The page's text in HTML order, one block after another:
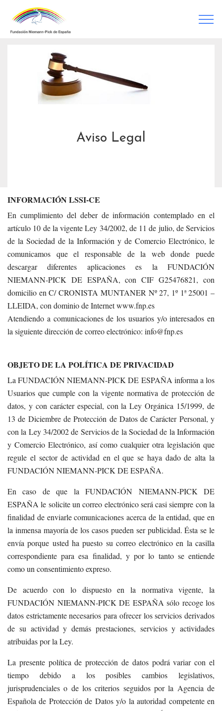
Aviso Legal
INFORMACIÓN LSSI-CE
En cumplimiento del deber de información contemplado en el
artículo 10 de la vigente Ley 34/2002, de 11 de julio, de Servicios
de la Sociedad de la Información y de Comercio Electrónico, le
comunicamos que el responsable de la web donde puede
descargar diferentes aplicaciones es la FUNDACIÓN
NIEMANN-PICK DE ESPAÑA, con CIF G25476821, con
domicilio en C/ CRONISTA MUNTANER Nº 27, 1º 1ª 25001 –
LLEIDA, con dominio de Internet www.fnp.es
Atendiendo a comunicaciones de los usuarios y/o interesados en
la siguiente dirección de correo electrónico: info@fnp.es
OBJETO DE LA POLÍTICA DE PRIVACIDAD
La FUNDACIÓN NIEMANN-PICK DE ESPAÑA informa a los
Usuarios que cumple con la vigente normativa de protección de
datos, y con carácter especial, con la Ley Orgánica 15/1999, de
13 de Diciembre de Protección de Datos de Carácter Personal, y
con la Ley 34/2002 de Servicios de la Sociedad de la Información
y Comercio Electrónico, así como cualquier otra legislación que
regule el sector de actividad en el que se haya dado de alta la
FUNDACIÓN NIEMANN-PICK DE ESPAÑA.
En caso de que la FUNDACIÓN NIEMANN-PICK DE
ESPAÑA le solicite un correo electrónico será casi siempre con la
finalidad de enviarle comunicaciones acerca de la entidad, que en
la inmensa mayoría de los casos pueden ser publicidad. Ésta se le
envía porque usted ha puesto su correo electrónico en la casilla
correspondiente para esa finalidad, y por lo tanto se entiende
como un consentimiento expreso.
De acuerdo con lo dispuesto en la normativa vigente, la
FUNDACIÓN NIEMANN-PICK DE ESPAÑA sólo recoge los
datos estrictamente necesarios para ofrecer los servicios derivados
de su actividad y demás prestaciones, servicios y actividades
atribuidas por la Ley.
La presente política de protección de datos podrá variar con el
tiempo debido a los posibles cambios legislativos,
jurisprudenciales o de los criterios seguidos por la Agencia de
Española de Protección de Datos y/o la autoridad competente en